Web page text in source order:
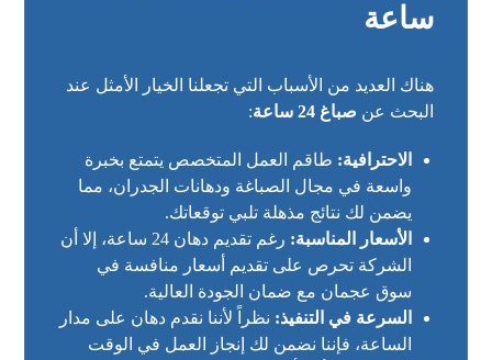
ساعة
هناك العديد من الأسباب التي تجعلنا الخيار الأمثل عند
البحث عن صباغ 24 ساعة :
الاحترافية: طاقم العمل المتخصص يتمتع بخبرة
واسعة في مجال الصباغة ودهانات الجدران، مما
يضمن لك نتائج مذهلة تلبي توقعاتك.
الأسعار المناسبة:
رغم تقديم دهان 24 ساعة، إلا أن
الشركة تحرص على تقديم أسعار منافسة في
سوق عجمان مع ضمان الجودة العالية.
السرعة في التنفيذ: نظراً لأننا نقدم دهان على مدار
الساعة، فإننا نضمن لك إنجاز العمل في الوقت